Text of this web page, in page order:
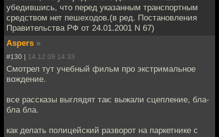
убедившись, что перед указанным транспортным
средством нет пешеходов.(в ред. Постановления
Правительства РФ от 24.01.2001 N 67)
Aspers »
#130 | 14.12.09 14:33
Смотрел тут учебный фильм про экстримальное
вождение.
все рассказы выглядят так: выжали сцепление, бла-
бла бла.
как делать полицейский разворот на паркетнике с